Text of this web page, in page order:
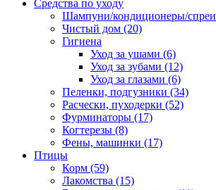
Средства по уходу
Шампуни/кондиционеры/спреи
Чистый дом (20)
Гигиена
Уход за ушами (6)
Уход за зубами (12)
Уход за глазами (6)
Пеленки, подгузники (34)
Расчески, пуходерки (52)
Фурминаторы (17)
Когтерезы (8)
Фены, машинки (17)
Птицы
Корм (59)
Лакомства (15)